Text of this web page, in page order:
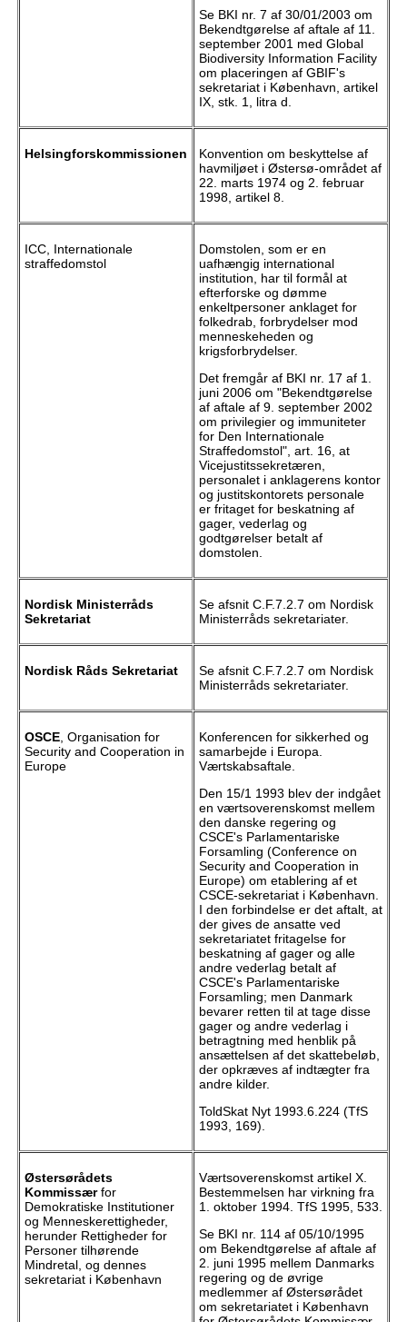
Se BKI nr. 7 af 30/01/2003 om
Bekendtgørelse af aftale af 11.
september 2001 med Global
Biodiversity Information Facility
om placeringen af GBIF's
sekretariat i København, artikel
IX, stk. 1, litra d.
Helsingforskommissionen
Konvention om beskyttelse af
havmiljøet i Østersø-området af
22. marts 1974 og 2. februar
1998, artikel 8.
ICC, Internationale
straffedomstol
Domstolen, som er en
uafhængig international
institution, har til formål at
efterforske og dømme
enkeltpersoner anklaget for
folkedrab, forbrydelser mod
menneskeheden og
krigsforbrydelser.
Det fremgår af BKI nr. 17 af 1.
juni 2006 om "Bekendtgørelse
af aftale af 9. september 2002
om privilegier og immuniteter
for Den Internationale
Straffedomstol", art. 16, at
Vicejustitssekretæren,
personalet i anklagerens kontor
og justitskontorets personale
er fritaget for beskatning af
gager, vederlag og
godtgørelser betalt af
domstolen.
Nordisk Ministerråds
Sekretariat
Se afsnit C.F.7.2.7 om Nordisk
Ministerråds sekretariater.
Nordisk Råds Sekretariat
Se afsnit C.F.7.2.7 om Nordisk
Ministerråds sekretariater.
OSCE, Organisation for
Security and Cooperation in
Europe
Konferencen for sikkerhed og
samarbejde i Europa.
Værtskabsaftale.
Den 15/1 1993 blev der indgået
en værtsoverenskomst mellem
den danske regering og
CSCE's Parlamentariske
Forsamling (Conference on
Security and Cooperation in
Europe) om etablering af et
CSCE-sekretariat i København.
I den forbindelse er det aftalt, at
der gives de ansatte ved
sekretariatet fritagelse for
beskatning af gager og alle
andre vederlag betalt af
CSCE's Parlamentariske
Forsamling; men Danmark
bevarer retten til at tage disse
gager og andre vederlag i
betragtning med henblik på
ansættelsen af det skattebeløb,
der opkræves af indtægter fra
andre kilder.
ToldSkat Nyt 1993.6.224 (TfS
1993, 169).
Østersørådets
Kommissærfor
Demokratiske Institutioner
og Menneskerettigheder,
herunder Rettigheder for
Personer tilhørende
Mindretal, og dennes
sekretariat i København
Værtsoverenskomst artikel X.
Bestemmelsen har virkning fra
1. oktober 1994. TfS 1995, 533.
Se BKI nr. 114 af 05/10/1995
om Bekendtgørelse af aftale af
2. juni 1995 mellem Danmarks
regering og de øvrige
medlemmer af Østersørådet
om sekretariatet i København